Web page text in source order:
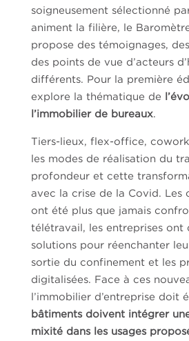
soigneusement sélectionné
animent la filière, le
propose des témoignages,
des points de vue d’acteurs
différents. Pour la première
explore la thématique de
l’immobilier de bureaux.
Tiers-lieux, flex-office,
les modes de réalisation du
profondeur et cette
avec la crise de la Covid. Les
ont été plus que jamais
télétravail, les entreprises ont
solutions pour réenchanter
sortie du confinement et les
digitalisées. Face à ces
l’immobilier d’entreprise doit
bâtiments doivent intégrer
mixité dans les usages